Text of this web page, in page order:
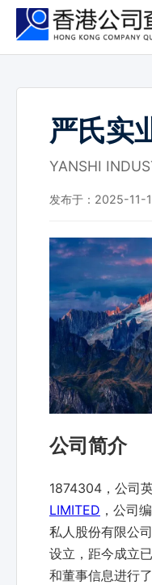
严氏实
YANSHI
发布于：2025-11-
公司简介
1874304，公司
LIMITED ，公司
私人股份有限公
设立，距今成立
和董事信息进行